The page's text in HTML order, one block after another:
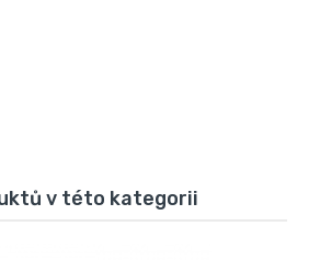
v této kategorii